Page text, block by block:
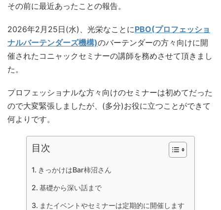
その前に最近あったことの報告。
2026年2月25日(水)、光栄なことにPBO(プロフェッショ
ナルバーテンダーズ機構)のバーテンダーの方々向けに開
催されたコニャックセミナーの講師を務めさせて頂きまし
た。
プロフェッショナルな方々向けのセミナーは初めてだった
ので大変緊張しましたが、(多分)お役に立つことができて
何よりです。
目次
きっかけはBar柿沼さん
基礎から深い話まで
またイベントやセミナーは定期的に開催します